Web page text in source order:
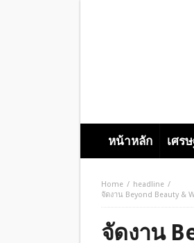
หน้าหลัก เศร
Home
headline
จัดงาน Beyond Beauty &
จัดงาน